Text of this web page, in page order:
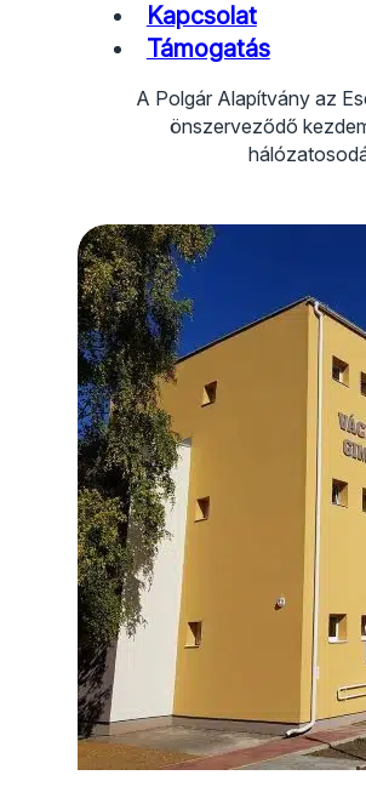
Kapcsolat
Támogatás
A Polgár Alapítvány az
önszerveződő